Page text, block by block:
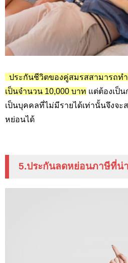
ประกันชีวิตของคู่สมรสสามารถท
เป็นจำนวน 10,000 บาท แต่ต้องเป็
เป็นบุคคลที่ไม่มีรายได้เท่านั้นจึงจ
หย่อนได้
5.ประกันลดหย่อนภาษีที่น่